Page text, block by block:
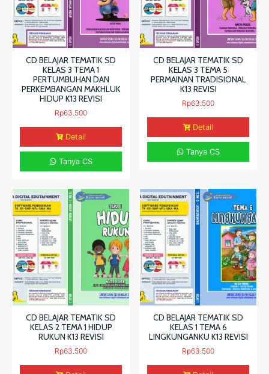
CD BELAJAR TEMATIK SD
KELAS 3 TEMA 1
PERTUMBUHAN DAN
PERKEMBANGAN MAKHLUK
HIDUP K13 REVISI
Rp63.500
Detail
Tanya CS
CD BELAJAR TEMATIK SD
KELAS 3 TEMA 5
PERMAINAN TRADISIONAL
K13 REVISI
Rp63.500
Detail
Tanya CS
CD BELAJAR TEMATIK SD
KELAS 2 TEMA 1 HIDUP
RUKUN K13 REVISI
Rp63.500
CD BELAJAR TEMATIK SD
KELAS 1 TEMA 6
LINGKUNGANKU K13 REVISI
Rp63.500